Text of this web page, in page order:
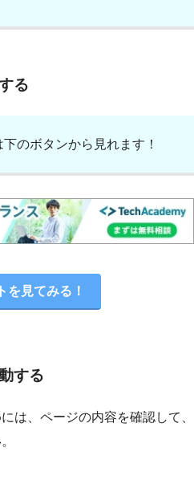
る
のボタンから見れます！
を見てみる！
する
は、ページの内容を確認して、